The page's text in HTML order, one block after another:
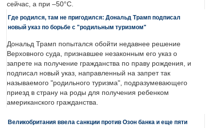
сейчас, а при –50°C.
Где родился, там не пригодился: Дональд Трамп подписал
новый указ по борьбе с "родильным туризмом"
Дональд Трамп попытался обойти недавнее решение
Верховного суда, признавшее незаконным его указ о
запрете на получение гражданства по праву рождения, и
подписал новый указ, направленный на запрет так
называемого "родильного туризма", подразумевающего
приезд в страну на роды для получения ребенком
американского гражданства.
Великобритания ввела санкции против Озон банка и еще пяти